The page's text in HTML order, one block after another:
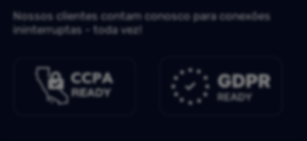
Nossos clientes contam conosco para conexões
ininterruptas - toda vez!